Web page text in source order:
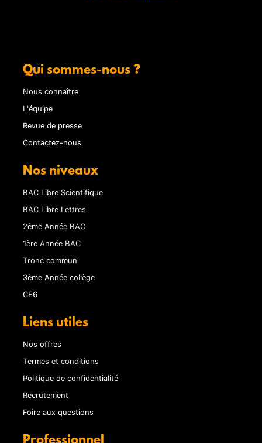
Qui sommes-nous ?
Nous connaître
L'équipe
Revue de presse
Contactez-nous
Nos niveaux
BAC Libre Scientifique
BAC Libre Lettres
2ème Année BAC
1ère Année BAC
Tronc commun
3ème Année collège
CE6
Liens utiles
Nos offres
Termes et conditions
Politique de confidentialité
Recrutement
Foire aux questions